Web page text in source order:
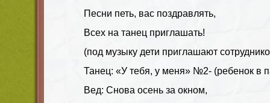
Песни петь, вас поздравлять,
Всех на танец приглашать!
(под музыку дети приглашают
Танец: «У тебя, у меня» №2- (ребенок в
Вед: Снова осень за окном,